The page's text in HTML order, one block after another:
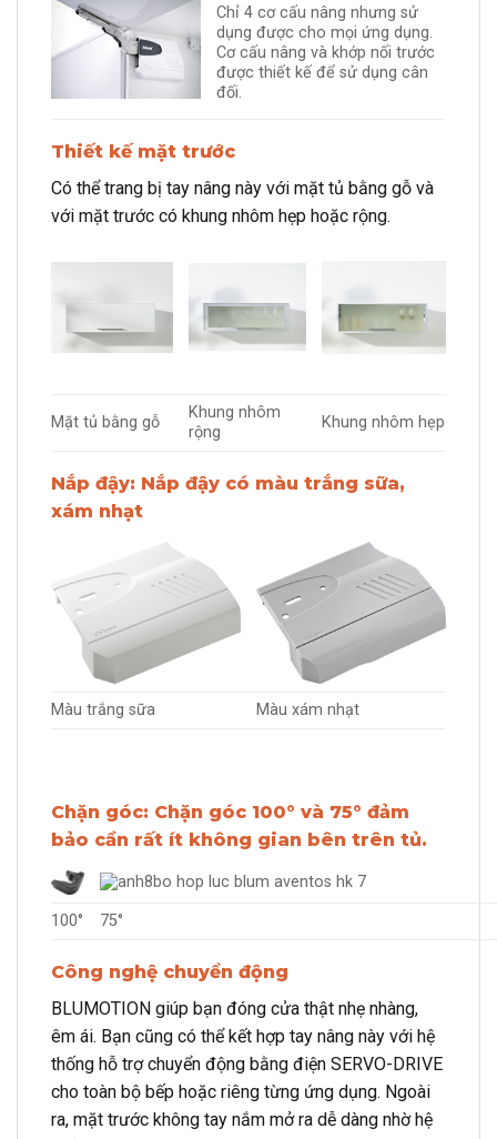
Chỉ 4 cơ cấu nâng nhưng sử
dụng được cho mọi ứng dụng.
Cơ cấu nâng và khớp nối trước
được thiết kế để sử dụng cân
đối.
Thiết kế mặt trước
Có thể trang bị tay nâng này với mặt tủ bằng gỗ và
với mặt trước có khung nhôm hẹp hoặc rộng.
Mặt tủ bằng gỗ
Khung nhôm
rộng
Khung nhôm hẹp
Nắp đậy: Nắp đậy có màu trắng sữa,
xám nhạt
Màu trắng sữa Màu xám nhạt
Chặn góc: Chặn góc 100° và 75° đảm
bảo cần rất ít không gian bên trên tủ.
100° 75°
Công nghệ chuyển động
BLUMOTION giúp bạn đóng cửa thật nhẹ nhàng,
êm ái. Bạn cũng có thể kết hợp tay nâng này với hệ
thống hỗ trợ chuyển động bằng điện SERVO-DRIVE
cho toàn bộ bếp hoặc riêng từng ứng dụng. Ngoài
ra, mặt trước không tay nắm mở ra dễ dàng nhờ hệ